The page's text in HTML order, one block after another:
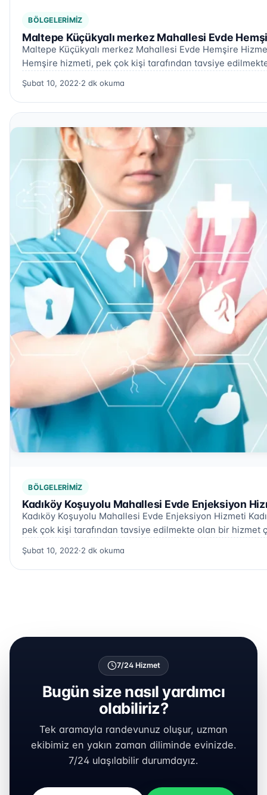
BÖLGELERIMIZ
Maltepe Küçükyalı merkez Mahallesi Evde
Maltepe Küçükyalı merkez Mahallesi Evde Hemşire
Hemşire hizmeti, pek çok kişi tarafından tavsiye
Şubat 10, 2022·2 dk okuma
BÖLGELERIMIZ
Kadıköy Koşuyolu Mahallesi Evde Enjeksiyon
Kadıköy Koşuyolu Mahallesi Evde Enjeksiyon Hizmeti
pek çok kişi tarafından tavsiye edilmekte olan bir hizmet
Şubat 10, 2022·2 dk okuma
7/24 Hizmet
Bugün size nasıl yardımcı
olabiliriz?
Tek aramayla randevunuz oluşur, uzman
ekibimiz en yakın zaman diliminde evinizde.
7/24 ulaşılabilir durumdayız.